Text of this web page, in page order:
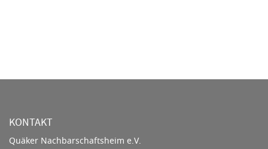
KONTAKT
Quäker Nachbarschaftsheim e.V.